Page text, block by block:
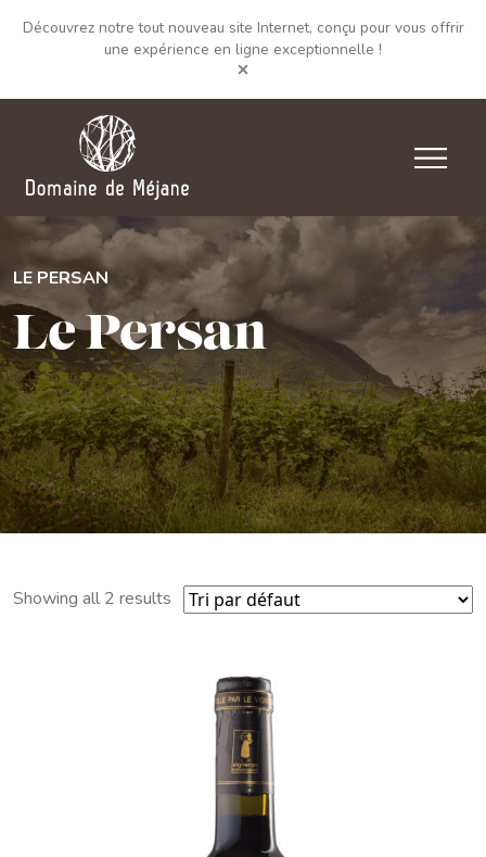
Découvrez notre tout nouveau site Internet, conçu pour vous offrir
une expérience en ligne exceptionnelle !
LE PERSAN
Le Persan
Showing all 2 results